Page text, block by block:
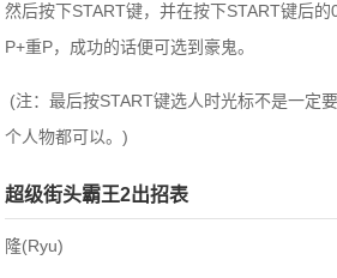
然后按下START键，并在按下START键后
P+重P，成功的话便可选到豪鬼。
(注：最后按START键选人时光标不是一定
个人物都可以。)
超级街头霸王2出招表
隆(Ryu)